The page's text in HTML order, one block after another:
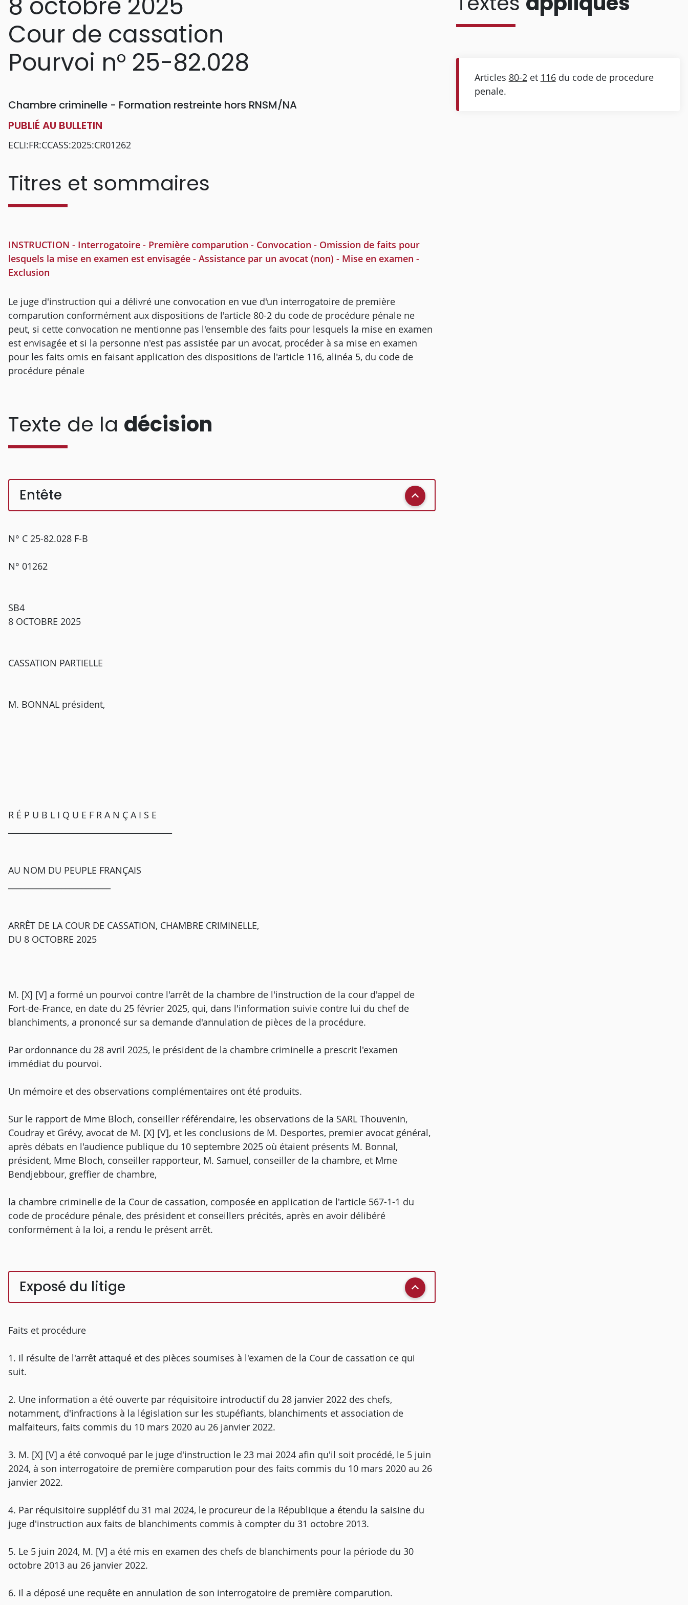
Cour de cassation
Pourvoi n° 25-82.028
Chambre criminelle - Formation restreinte hors RNSM/NA
PUBLIÉ AU BULLETIN
ECLI:FR:CCASS:2025:CR01262
Titres et sommaires
INSTRUCTION - Interrogatoire - Première comparution - Convocation - Omission de faits pour
lesquels la mise en examen est envisagée - Assistance par un avocat (non) - Mise en examen -
Exclusion
Le juge d'instruction qui a délivré une convocation en vue d'un interrogatoire de première
comparution conformément aux dispositions de l'article 80-2 du code de procédure pénale ne
peut, si cette convocation ne mentionne pas l'ensemble des faits pour lesquels la mise en examen
est envisagée et si la personne n'est pas assistée par un avocat, procéder à sa mise en examen
pour les faits omis en faisant application des dispositions de l'article 116, alinéa 5, du code de
procédure pénale
Texte de la décision
Entête
N° C 25-82.028 F-B
N° 01262
SB4
8 OCTOBRE 2025
CASSATION PARTIELLE
M. BONNAL président,
R É P U B L I Q U E F R A N Ç A I S E
AU NOM DU PEUPLE FRANÇAIS
ARRÊT DE LA COUR DE CASSATION, CHAMBRE CRIMINELLE,
DU 8 OCTOBRE 2025
M. [X] [V] a formé un pourvoi contre l'arrêt de la chambre de l'instruction de la cour d'appel de
Fort-de-France, en date du 25 février 2025, qui, dans l'information suivie contre lui du chef de
blanchiments, a prononcé sur sa demande d'annulation de pièces de la procédure.
Par ordonnance du 28 avril 2025, le président de la chambre criminelle a prescrit l'examen
immédiat du pourvoi.
Un mémoire et des observations complémentaires ont été produits.
Sur le rapport de Mme Bloch, conseiller référendaire, les observations de la SARL Thouvenin,
Coudray et Grévy, avocat de M. [X] [V], et les conclusions de M. Desportes, premier avocat général,
après débats en l'audience publique du 10 septembre 2025 où étaient présents M. Bonnal,
président, Mme Bloch, conseiller rapporteur, M. Samuel, conseiller de la chambre, et Mme
Bendjebbour, greffier de chambre,
la chambre criminelle de la Cour de cassation, composée en application de l'article 567-1-1 du
code de procédure pénale, des président et conseillers précités, après en avoir délibéré
conformément à la loi, a rendu le présent arrêt.
Exposé du litige
Faits et procédure
1. Il résulte de l'arrêt attaqué et des pièces soumises à l'examen de la Cour de cassation ce qui
suit.
2. Une information a été ouverte par réquisitoire introductif du 28 janvier 2022 des chefs,
notamment, d'infractions à la législation sur les stupéfiants, blanchiments et association de
malfaiteurs, faits commis du 10 mars 2020 au 26 janvier 2022.
3. M. [X] [V] a été convoqué par le juge d'instruction le 23 mai 2024 afin qu'il soit procédé, le 5 juin
2024, à son interrogatoire de première comparution pour des faits commis du 10 mars 2020 au 26
janvier 2022.
4. Par réquisitoire supplétif du 31 mai 2024, le procureur de la République a étendu la saisine du
juge d'instruction aux faits de blanchiments commis à compter du 31 octobre 2013.
5. Le 5 juin 2024, M. [V] a été mis en examen des chefs de blanchiments pour la période du 30
octobre 2013 au 26 janvier 2022.
6. Il a déposé une requête en annulation de son interrogatoire de première comparution.
Articles 80-2et 116du code de procedure
penale.